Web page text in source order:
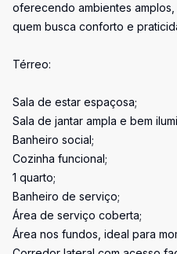
oferecendo ambientes
quem busca conforto e
Térreo:
Sala de estar espaçosa;
Sala de jantar ampla e bem
Banheiro social;
Cozinha funcional;
1 quarto;
Banheiro de serviço;
Área de serviço coberta;
Área nos fundos, ideal para